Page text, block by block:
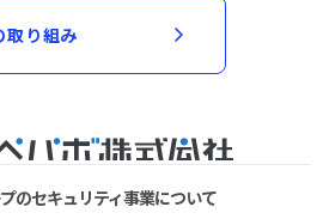
取り組み
のセキュリティ事業について